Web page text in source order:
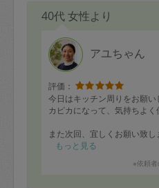
40代 女性より
アユちゃん
評価：
今日はキッチン周りをお願
カピカになって、気持ちよ
また次回、宜しくお願い致し
もっと見る
※依頼者